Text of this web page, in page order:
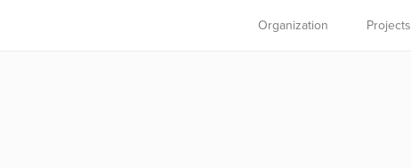
Organization Projects